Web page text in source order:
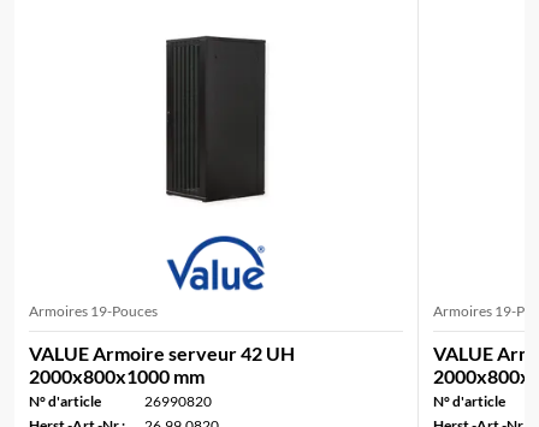
Armoires 19-Pouces
VALUE Armoire serveur 42 UH
2000x800x1000 mm
N° d'article
26990820
Armoires 19-
VALUE
N° d'article